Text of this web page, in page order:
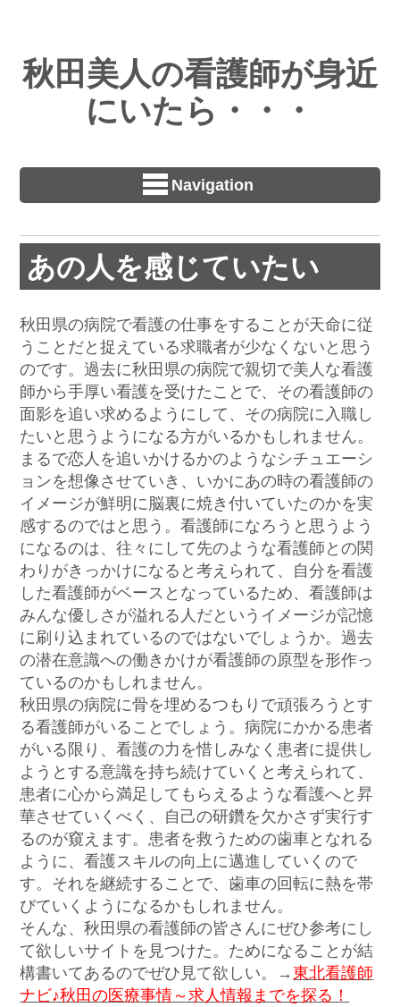
秋田美人の看護師が身近
にいたら・・・
Navigation
あの人を感じていたい
秋田県の病院で看護の仕事をすることが天命に従
うことだと捉えている求職者が少なくないと思う
のです。過去に秋田県の病院で親切で美人な看護
師から手厚い看護を受けたことで、その看護師の
面影を追い求めるようにして、その病院に入職し
たいと思うようになる方がいるかもしれません。
まるで恋人を追いかけるかのようなシチュエーシ
ョンを想像させていき、いかにあの時の看護師の
イメージが鮮明に脳裏に焼き付いていたのかを実
感するのではと思う。看護師になろうと思うよう
になるのは、往々にして先のような看護師との関
わりがきっかけになると考えられて、自分を看護
した看護師がベースとなっているため、看護師は
みんな優しさが溢れる人だというイメージが記憶
に刷り込まれているのではないでしょうか。過去
の潜在意識への働きかけが看護師の原型を形作っ
ているのかもしれません。
秋田県の病院に骨を埋めるつもりで頑張ろうとす
る看護師がいることでしょう。病院にかかる患者
がいる限り、看護の力を惜しみなく患者に提供し
ようとする意識を持ち続けていくと考えられて、
患者に心から満足してもらえるような看護へと昇
華させていくべく、自己の研鑽を欠かさず実行す
るのが窺えます。患者を救うための歯車となれる
ように、看護スキルの向上に邁進していくので
す。それを継続することで、歯車の回転に熱を帯
びていくようになるかもしれません。
そんな、秋田県の看護師の皆さんにぜひ参考にし
て欲しいサイトを見つけた。ためになることが結
構書いてあるのでぜひ見て欲しい。→東北看護師
ナビ♪秋田の医療事情～求人情報までを探る！